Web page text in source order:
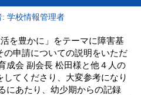
: 学校情報管理者
を豊かに」をテーマに障害基
申請についての説明をいただ
成会 副会長 松田様と他４人の
てくださり、大変参考になり
にあたり、幼少期からの記録